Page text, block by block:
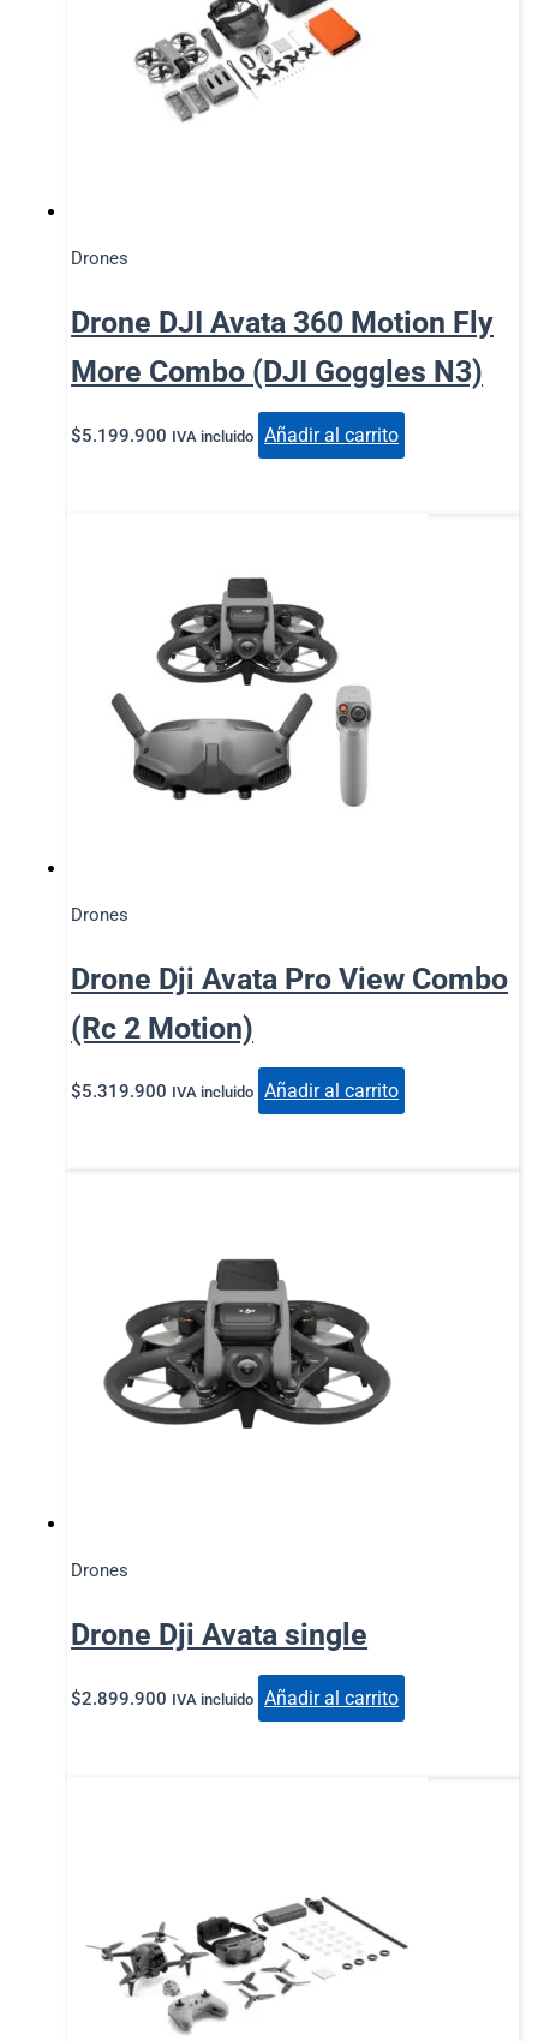
Drones
Drone DJI Avata 360 Motion Fly
More Combo (DJI Goggles N3)
$5.199.900 IVA incluido Añadir al carrito
Drones
Drone Dji Avata Pro View Combo
(Rc 2 Motion)
$5.319.900 IVA incluido Añadir al carrito
Drones
Drone Dji Avata single
$2.899.900 IVA incluido Añadir al carrito